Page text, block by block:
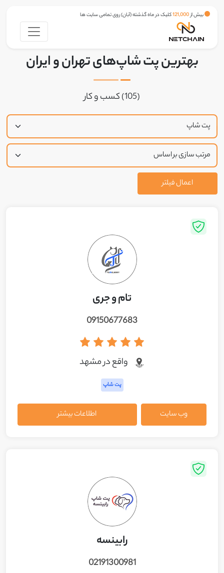
بیش از121,000کلیک در ماه گذشته (آبان) روی تمامی سایت ها
بهترین پت شاپ‌های تهران و ایران
(105) کسب و کار
اعمال فیلتر
تام و جری
09150677683
واقع در مشهد
پت شاپ
وب سایت اطلاعات بیشتر
رابینسه
02191300981